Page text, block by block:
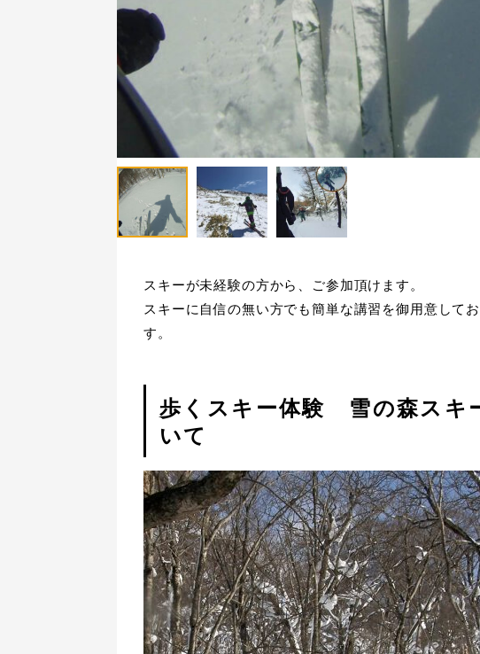
スキーが未経験の方から、ご参加頂けます。
スキーに自信の無い方でも簡単な講習を御用意して
す。
歩くスキー体験 雪の森スキ
いて